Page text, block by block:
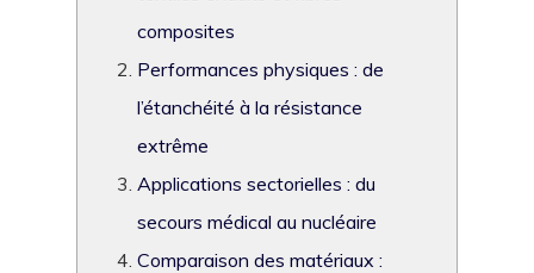
composites
Performances physiques : de
l’étanchéité à la résistance
extrême
Applications sectorielles : du
secours médical au nucléaire
Comparaison des matériaux :